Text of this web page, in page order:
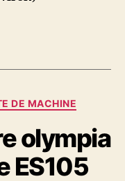
DE MACHINE
olympia
ES105